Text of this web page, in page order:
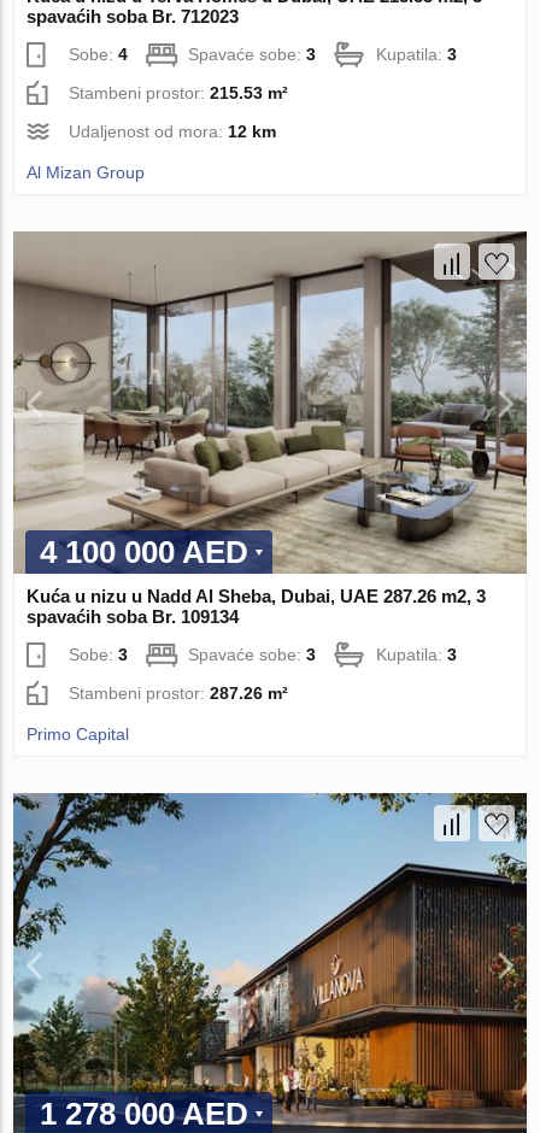
spavaćih soba Br. 712023
Sobe:4 Spavaće sobe:3 Kupatila:3
Stambeni prostor:215.53 m²
Udaljenost od mora:12 km
Al Mizan Group
4 100 000 AED
Kuća u nizu u Nadd Al Sheba, Dubai, UAE 287.26 m2, 3
spavaćih soba Br. 109134
Sobe:3 Spavaće sobe:3 Kupatila:3
Stambeni prostor:287.26 m²
Primo Capital
1 278 000 AED